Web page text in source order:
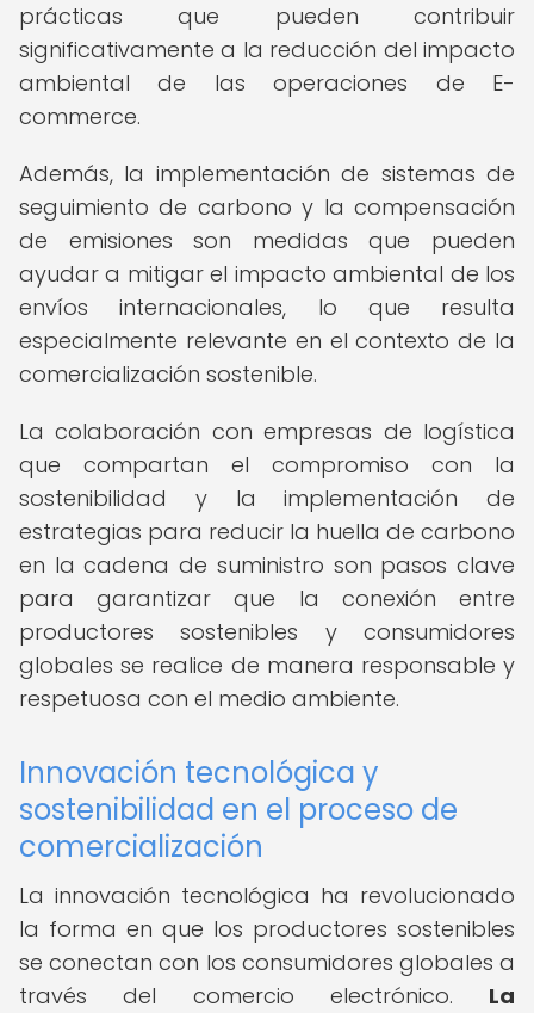
prácticas que pueden contribuir
significativamente a la reducción del impacto
ambiental de las operaciones de E-
commerce.
Además, la implementación de sistemas de
seguimiento de carbono y la compensación
de emisiones son medidas que pueden
ayudar a mitigar el impacto ambiental de los
envíos internacionales, lo que resulta
especialmente relevante en el contexto de la
comercialización sostenible.
La colaboración con empresas de logística
que compartan el compromiso con la
sostenibilidad y la implementación de
estrategias para reducir la huella de carbono
en la cadena de suministro son pasos clave
para garantizar que la conexión entre
productores sostenibles y consumidores
globales se realice de manera responsable y
respetuosa con el medio ambiente.
Innovación tecnológica y
sostenibilidad en el proceso de
comercialización
La innovación tecnológica ha revolucionado
la forma en que los productores sostenibles
se conectan con los consumidores globales a
través del comercio electrónico. La